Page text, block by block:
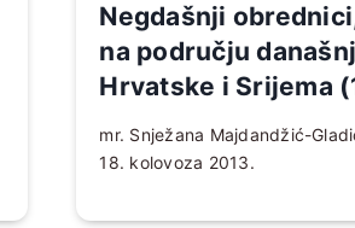
Negdašnji
na području
Hrvatske i Srijema
Pohod i doček
instalacija župnika i
mr. Snježana Majdandžić-
18. kolovoza 2013.